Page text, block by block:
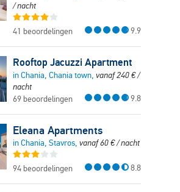
/ nacht
41 beoordelingen 9.9
Rooftop Jacuzzi Apartment
in Chania, Chania town, vanaf240€/
nacht
69 beoordelingen
9.8
Eleana Apartments
in Chania, Stavros, vanaf60€/ nacht
94 beoordelingen 8.8